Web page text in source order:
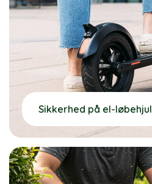
Sikkerhed på el-løbehjul